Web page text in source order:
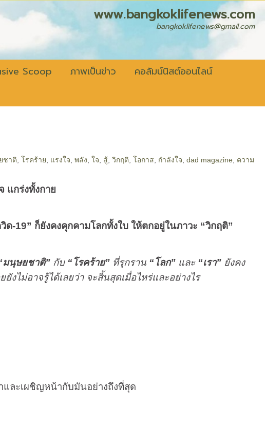
bangkoklifenews@gmail.com
Scoop ภาพเป็นข่าว
คอลัมน์นิสต์ออนไลน์
ชาติ ,โรคร้าย แรงใจ ,พลัง ,ใจ สู้ ,วิกฤติ ,โอกาส กำลังใจ ,dad magazine ความ
แกร่งทั้งกาย
ด-19” ก็ยังคงคุกคามโลกทั้งใบ ให้ตกอยู่ในภาวะ “วิกฤติ”
มนุษยชาติ”กับ “โรคร้าย”ที่รุกราน “โลก”และ “เรา” ยังคง
ยังไม่อาจรู้ได้เลยว่า จะสิ้นสุดเมื่อไหร่และอย่างไร
และเผชิญหน้ากับมันอย่างถึงที่สุด